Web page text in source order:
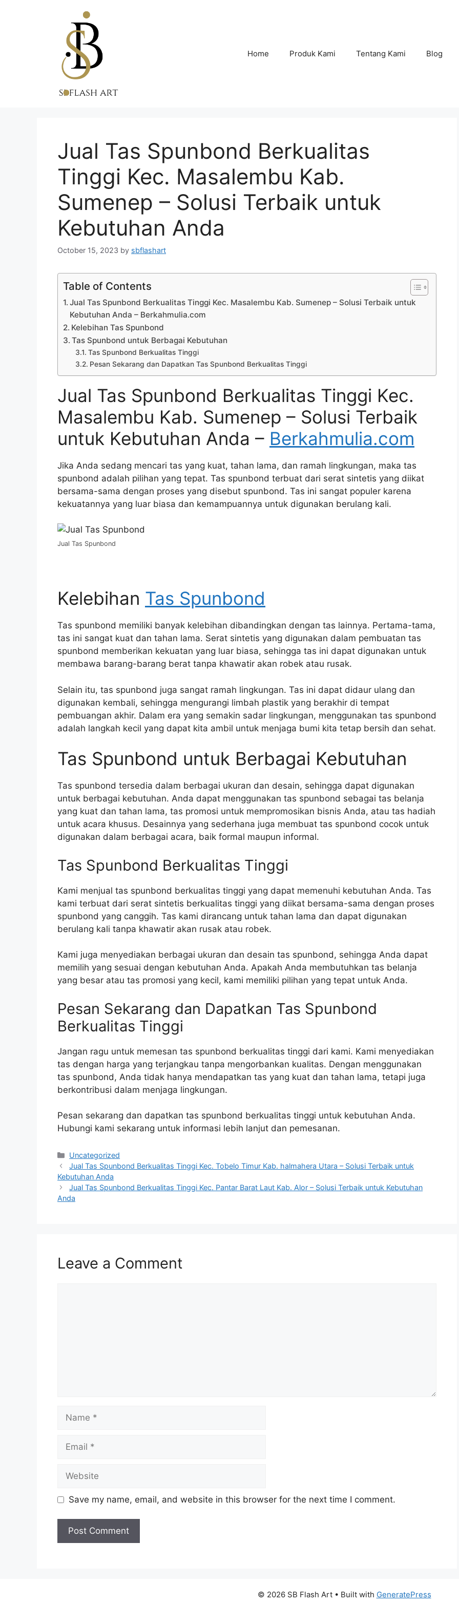
Home Produk Kami Tentang Kami Blog
Jual Tas Spunbond Berkualitas
Tinggi Kec. Masalembu Kab.
Sumenep – Solusi Terbaik untuk
Kebutuhan Anda
October 15, 2023 by sbflashart
Table of Contents
Jual Tas Spunbond Berkualitas Tinggi Kec. Masalembu Kab. Sumenep – Solusi Terbaik untuk
Kebutuhan Anda – Berkahmulia.com
Kelebihan Tas Spunbond
Tas Spunbond untuk Berbagai Kebutuhan
Tas Spunbond Berkualitas Tinggi
Pesan Sekarang dan Dapatkan Tas Spunbond Berkualitas Tinggi
Jual Tas Spunbond Berkualitas Tinggi Kec.
Masalembu Kab. Sumenep – Solusi Terbaik
untuk Kebutuhan Anda – Berkahmulia.com
Jika Anda sedang mencari tas yang kuat, tahan lama, dan ramah lingkungan, maka tas
spunbond adalah pilihan yang tepat. Tas spunbond terbuat dari serat sintetis yang diikat
bersama-sama dengan proses yang disebut spunbond. Tas ini sangat populer karena
kekuatannya yang luar biasa dan kemampuannya untuk digunakan berulang kali.
Jual Tas Spunbond
Kelebihan Tas Spunbond
Tas spunbond memiliki banyak kelebihan dibandingkan dengan tas lainnya. Pertama-tama,
tas ini sangat kuat dan tahan lama. Serat sintetis yang digunakan dalam pembuatan tas
spunbond memberikan kekuatan yang luar biasa, sehingga tas ini dapat digunakan untuk
membawa barang-barang berat tanpa khawatir akan robek atau rusak.
Selain itu, tas spunbond juga sangat ramah lingkungan. Tas ini dapat didaur ulang dan
digunakan kembali, sehingga mengurangi limbah plastik yang berakhir di tempat
pembuangan akhir. Dalam era yang semakin sadar lingkungan, menggunakan tas spunbond
adalah langkah kecil yang dapat kita ambil untuk menjaga bumi kita tetap bersih dan sehat.
Tas Spunbond untuk Berbagai Kebutuhan
Tas spunbond tersedia dalam berbagai ukuran dan desain, sehingga dapat digunakan
untuk berbagai kebutuhan. Anda dapat menggunakan tas spunbond sebagai tas belanja
yang kuat dan tahan lama, tas promosi untuk mempromosikan bisnis Anda, atau tas hadiah
untuk acara khusus. Desainnya yang sederhana juga membuat tas spunbond cocok untuk
digunakan dalam berbagai acara, baik formal maupun informal.
Tas Spunbond Berkualitas Tinggi
Kami menjual tas spunbond berkualitas tinggi yang dapat memenuhi kebutuhan Anda. Tas
kami terbuat dari serat sintetis berkualitas tinggi yang diikat bersama-sama dengan proses
spunbond yang canggih. Tas kami dirancang untuk tahan lama dan dapat digunakan
berulang kali tanpa khawatir akan rusak atau robek.
Kami juga menyediakan berbagai ukuran dan desain tas spunbond, sehingga Anda dapat
memilih yang sesuai dengan kebutuhan Anda. Apakah Anda membutuhkan tas belanja
yang besar atau tas promosi yang kecil, kami memiliki pilihan yang tepat untuk Anda.
Pesan Sekarang dan Dapatkan Tas Spunbond
Berkualitas Tinggi
Jangan ragu untuk memesan tas spunbond berkualitas tinggi dari kami. Kami menyediakan
tas dengan harga yang terjangkau tanpa mengorbankan kualitas. Dengan menggunakan
tas spunbond, Anda tidak hanya mendapatkan tas yang kuat dan tahan lama, tetapi juga
berkontribusi dalam menjaga lingkungan.
Pesan sekarang dan dapatkan tas spunbond berkualitas tinggi untuk kebutuhan Anda.
Hubungi kami sekarang untuk informasi lebih lanjut dan pemesanan.
Categories
Uncategorized
Jual Tas Spunbond Berkualitas Tinggi Kec. Tobelo Timur Kab. halmahera Utara – Solusi Terbaik untuk
Kebutuhan Anda
Jual Tas Spunbond Berkualitas Tinggi Kec. Pantar Barat Laut Kab. Alor – Solusi Terbaik untuk Kebutuhan
Anda
Leave a Comment
Save my name, email, and website in this browser for the next time I comment.
© 2026 SB Flash Art• Built with GeneratePress